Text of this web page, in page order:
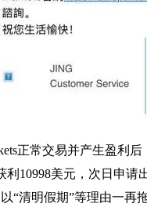
正常交易并产生盈利
10998美元，次日申
“清明假期”等理由一再